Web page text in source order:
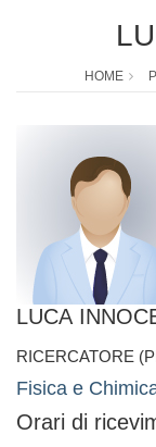
HOME
LUCA
RICERCATORE
Fisica e
Orari di